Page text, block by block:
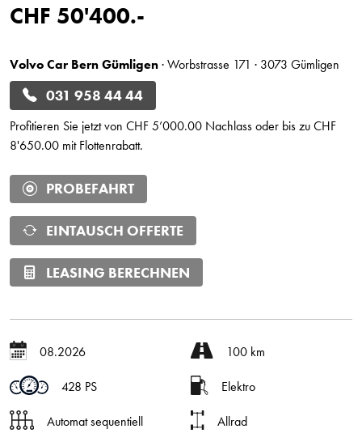
CHF 50'400.-
Volvo Car Bern Gümligen· Worbstrasse 171 · 3073 Gümligen
031 958 44 44
Profitieren Sie jetzt von CHF 5’000.00 Nachlass oder bis zu CHF
8'650.00 mit Flottenrabatt.
PROBEFAHRT
EINTAUSCH OFFERTE
LEASING BERECHNEN
08.2026 100 km
428 PS Elektro
Automat sequentiell Allrad